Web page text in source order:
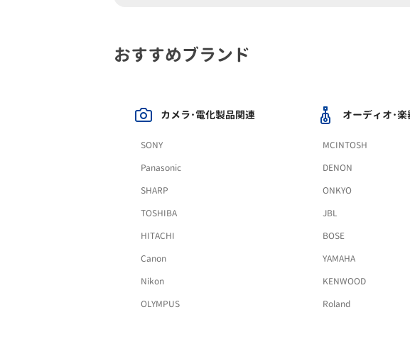
おすすめブランド
カメラ･電化製品関連
SONY
Panasonic
SHARP
TOSHIBA
HITACHI
Canon
Nikon
OLYMPUS
オーディオ･
MCINTOSH
DENON
ONKYO
JBL
BOSE
YAMAHA
KENWOOD
Roland